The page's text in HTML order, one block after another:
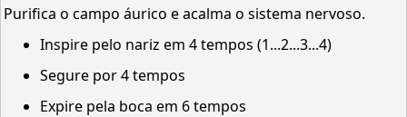
Purifica o campo áurico e acalma o sistema nervoso.
Inspire pelo nariz em 4 tempos (1...2...3...4)
Segure por 4 tempos
Expire pela boca em 6 tempos